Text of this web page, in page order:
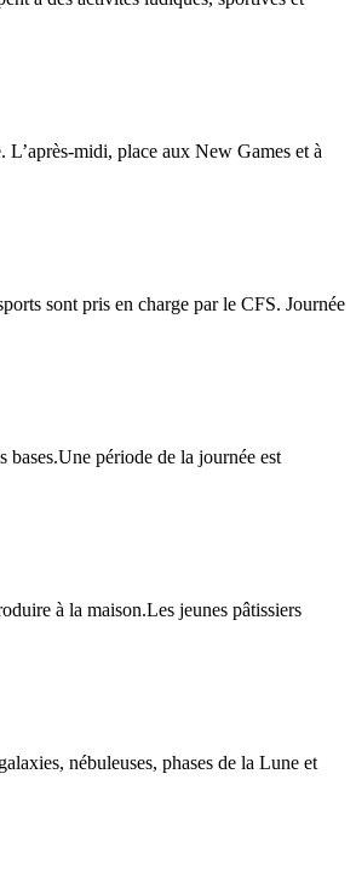
midi, place aux New Games et à
sont pris en charge par le CFS. Journée
période de la journée est
à la maison.Les jeunes pâtissiers
nébuleuses, phases de la Lune et